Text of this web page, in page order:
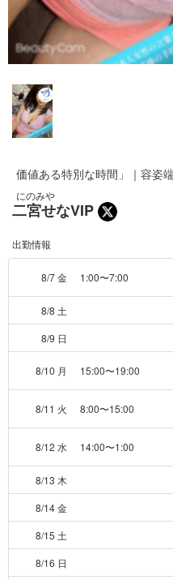
価値ある特別な時間」｜容姿
にのみや
二宮せなVIP
出勤情報
8/7 金 1:00〜7:00
8/8 土
8/9 日
8/10 月 15:00〜19:00
8/11 火 8:00〜15:00
8/12 水 14:00〜1:00
8/13 木
8/14 金
8/15 土
8/16 日